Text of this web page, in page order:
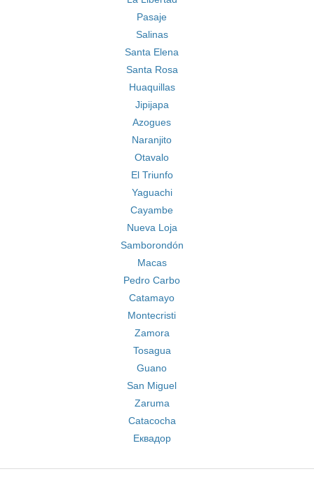
Pasaje
Salinas
Santa Elena
Santa Rosa
Huaquillas
Jipijapa
Azogues
Naranjito
Otavalo
El Triunfo
Yaguachi
Cayambe
Nueva Loja
Samborondón
Macas
Pedro Carbo
Catamayo
Montecristi
Zamora
Tosagua
Guano
San Miguel
Zaruma
Catacocha
Еквадор